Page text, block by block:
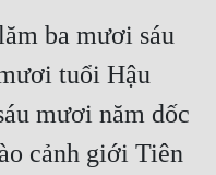
ba mươi sáu
tuổi Hậu
mươi năm dốc
cảnh giới Tiên